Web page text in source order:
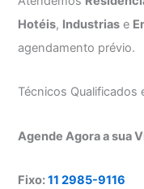
Hotéis, Industrias e
agendamento prévio.
Técnicos Qualificados
Agende Agora a sua
Fixo:11 2985-9116